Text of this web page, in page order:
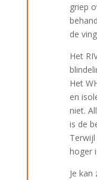
griep
de
Het
Het
en
niet.
is de
hoger
Je kan